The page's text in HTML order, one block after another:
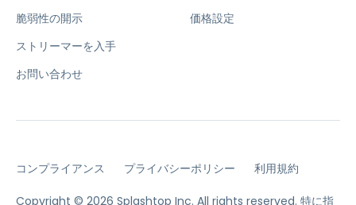
脆弱性の開示
ストリーマーを入手
お問い合わせ
価格設定
コンプライアンス プライバシーポリシー 利用規約
Copyright © 2026 Splashtop Inc. All rights reserved. 特に指